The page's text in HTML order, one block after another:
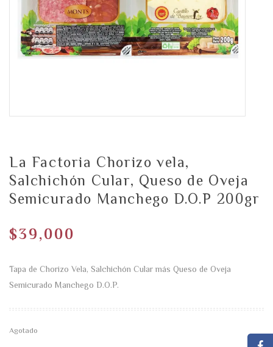
La Factoria Chorizo vela,
Salchichón Cular, Queso de Oveja
Semicurado Manchego D.O.P 200gr
$39,000
Tapa de Chorizo Vela, Salchichón Cular más Queso de Oveja
Semicurado Manchego D.O.P.
Agotado